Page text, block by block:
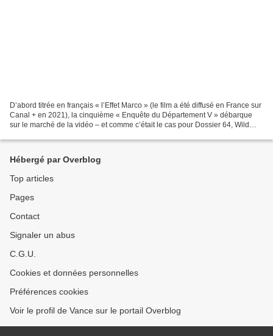
D’abord titrée en français « l’Effet Marco » (le film a été diffusé en France sur
Canal + en 2021), la cinquième « Enquête du Département V » débarque
sur le marché de la vidéo – et comme c’était le cas pour Dossier 64, Wild
Hébergé par Overblog
Top articles
Pages
Contact
Signaler un abus
C.G.U.
Cookies et données personnelles
Préférences cookies
Voir le profil de Vance sur le portail Overblog